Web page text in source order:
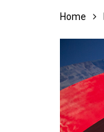
Home